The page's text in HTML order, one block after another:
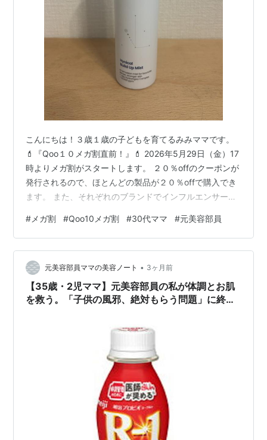
こんにちは！３歳１歳の子どもを育てるみみママです。
💄『Qoo１０メガ割直前！』💄 2026年5月29日（金）17
時よりメガ割がスタートします。 ２０％offのクーポンが
発行されるので、ほとんどの製品が２０％offで購入でき
ます。 また、それぞれのブランドでインフルエンサーと
０％になることも多くあります！ 是非、チェックしてみ
てください！ 今回は、元美容部員の私がストックしてい
ないと不安なメガ割で買うべきスキンケアをご紹介しま
す！ １．KOPHER ハイニカル ビルドアップミスト
[Qoo10] Kopher 【ふっくら保湿】ハイニカル ビルドア…
# メガ割 #Qoo10メガ割 #30代ママ #元美容部員
元美容部員ママの美容ノート • 3ヶ月前
【35歳・2児ママ】元美容部員の私が体調とお肌
を救う。「子供の風邪、絶対もらう問題」に終止